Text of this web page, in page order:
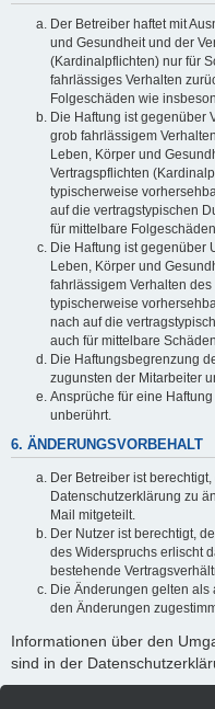
Der Betreiber haftet mit
und Gesundheit und der
(Kardinalpflichten) nur für
fahrlässiges Verhalten
Folgeschäden wie
Die Haftung ist gegenüber
grob fahrlässigem
Leben, Körper und
Vertragspflichten
typischerweise
auf die vertragstypischen
für mittelbare
Die Haftung ist gegenüber
Leben, Körper und
fahrlässigem Verhalten
typischerweise
nach auf die
auch für mittelbare
Die Haftungsbegrenzung
zugunsten der Mitarbeiter
Ansprüche für eine
unberührt.
6. ÄNDERUNGSVORBEHALT
Der Betreiber ist
Datenschutzerklärung zu
Mail mitgeteilt.
Der Nutzer ist berechtigt,
des Widerspruchs erlischt
bestehende
Die Änderungen gelten
den Änderungen
Informationen über den
sind in der